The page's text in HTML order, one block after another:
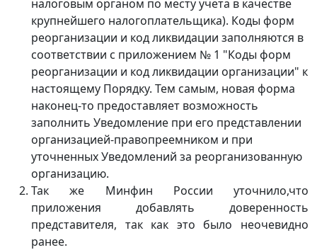
налоговым органом по месту учета в качестве
крупнейшего налогоплательщика). Коды форм
реорганизации и код ликвидации заполняются в
соответствии с приложением № 1 "Коды форм
реорганизации и код ликвидации организации" к
настоящему Порядку. Тем самым, новая форма
наконец-то предоставляет возможность
заполнить Уведомление при его представлении
организацией-правопреемником и при
уточненных Уведомлений за реорганизованную
организацию.
Так же Минфин России уточнило,что
приложения добавлять доверенность
представителя, так как это было неочевидно
ранее.